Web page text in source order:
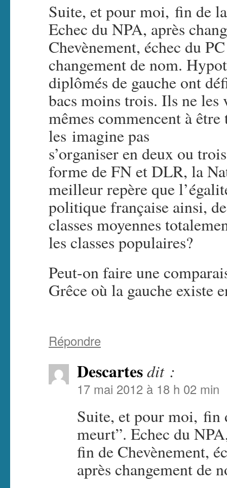
Suite, et pour moi, fin de
Echec du NPA, après
Chevènement, échec du
changement de nom.
diplômés de gauche ont
bacs moins trois. Ils ne
mêmes commencent à
les imagine pas
s’organiser en deux ou
forme de FN et DLR, la
meilleur repère que
politique française ainsi,
classes moyennes
les classes populaires?
Peut-on faire une
Grêce où la gauche existe
Répondre
Descartesdit :
17 mai 2012 à 18 h 02 min
Suite, et pour moi, fin
meurt”. Echec du
fin de Chevènement,
après changement de